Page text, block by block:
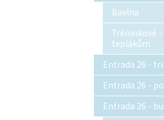
Bavlna
Tréninkové
teplákům
Entrada 26 -
Entrada 26 -
Entrada 26 -